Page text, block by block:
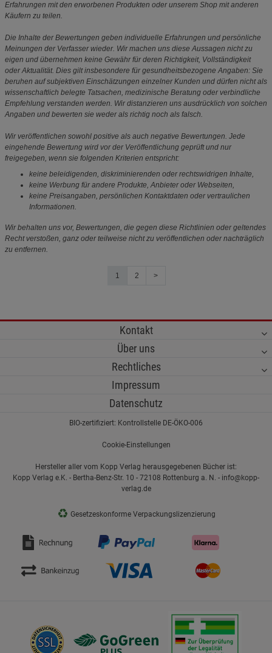
Erfahrungen mit den erworbenen Produkten oder unserem Shop mit anderen
Käufern zu teilen.
Die Inhalte der Bewertungen geben individuelle Erfahrungen und persönliche
Meinungen der Verfasser wieder. Wir machen uns diese Aussagen nicht zu
eigen und übernehmen keine Gewähr für deren Richtigkeit, Vollständigkeit
oder Aktualität. Dies gilt insbesondere für gesundheitsbezogene Angaben: Sie
beruhen auf subjektiven Einschätzungen einzelner Kunden und dürfen nicht als
wissenschaftlich belegte Tatsachen, medizinische Beratung oder verbindliche
Empfehlung verstanden werden. Wir distanzieren uns ausdrücklich von solchen
Angaben und bewerten sie weder als richtig noch als falsch.
Wir veröffentlichen sowohl positive als auch negative Bewertungen. Jede
eingehende Bewertung wird vor der Veröffentlichung geprüft und nur
freigegeben, wenn sie folgenden Kriterien entspricht:
keine beleidigenden, diskriminierenden oder rechtswidrigen Inhalte,
keine Werbung für andere Produkte, Anbieter oder Webseiten,
keine Preisangaben, persönlichen Kontaktdaten oder vertraulichen
Informationen.
Wir behalten uns vor, Bewertungen, die gegen diese Richtlinien oder geltendes
Recht verstoßen, ganz oder teilweise nicht zu veröffentlichen oder nachträglich
zu entfernen.
1 2 >
Kontakt
Über uns
Rechtliches
Impressum
Datenschutz
BIO-zertifiziert: Kontrollstelle DE-ÖKO-006
Cookie-Einstellungen
Hersteller aller vom Kopp Verlag herausgegebenen Bücher ist:
Kopp Verlag e.K. - Bertha-Benz-Str. 10 - 72108 Rottenburg a. N. - info@kopp-
verlag.de
♻ Gesetzeskonforme Verpackungslizenzierung